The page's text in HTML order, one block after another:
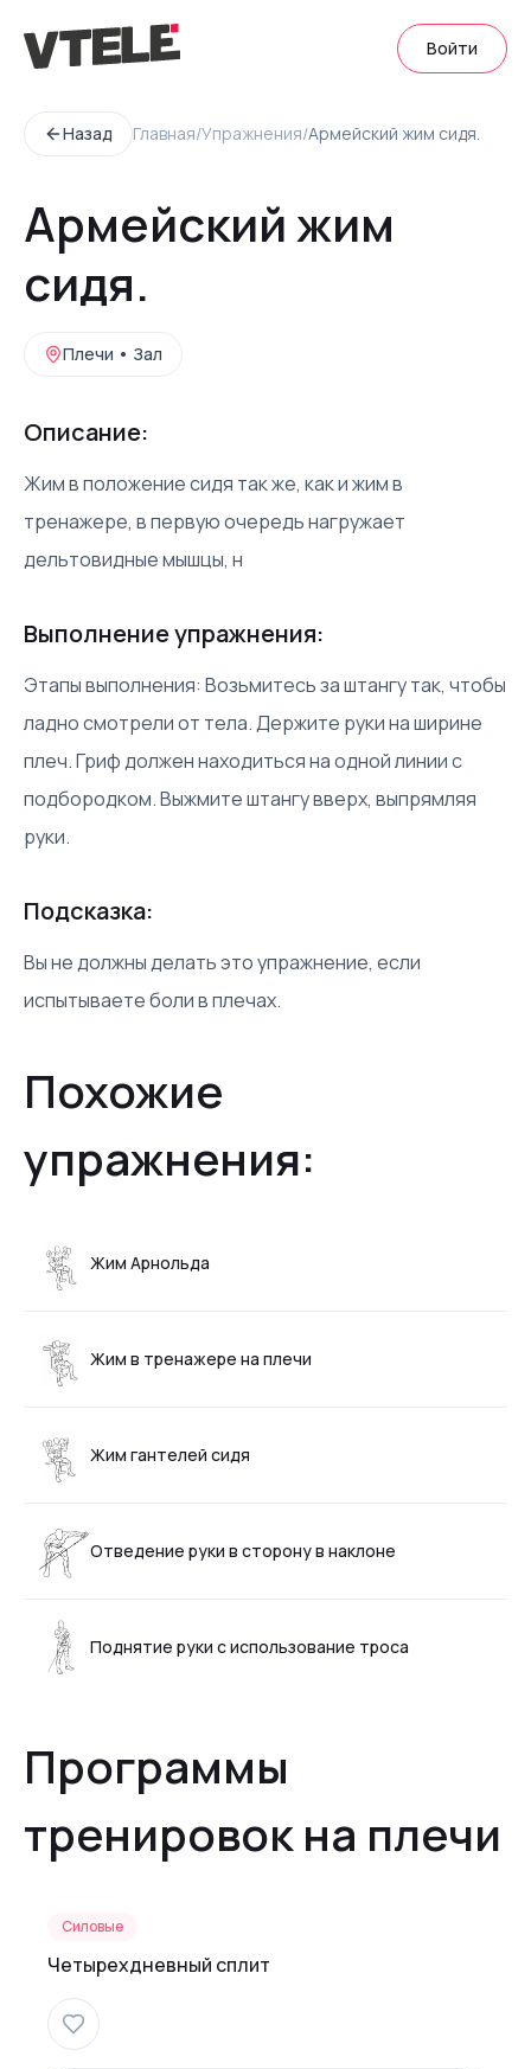
Войти
Назад Главная/Упражнения/Армейский жим сидя.
Армейский жим
сидя.
Плечи • Зал
Описание:
Жим в положение сидя так же, как и жим в
тренажере, в первую очередь нагружает
дельтовидные мышцы, н
Выполнение упражнения:
Этапы выполнения: Возьмитесь за штангу так, чтобы
ладно смотрели от тела. Держите руки на ширине
плеч. Гриф должен находиться на одной линии с
подбородком. Выжмите штангу вверх, выпрямляя
руки.
Подсказка:
Вы не должны делать это упражнение, если
испытываете боли в плечах.
Похожие
упражнения:
Жим Арнольда
Жим в тренажере на плечи
Жим гантелей сидя
Отведение руки в сторону в наклоне
Поднятие руки с использование троса
Программы
тренировок на плечи
Силовые
Четырехдневный сплит